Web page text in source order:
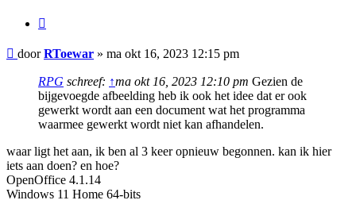
Bericht
doorRToewar » ma okt 16, 2023 12:15 pm
RPG schreef: ↑ma okt 16, 2023 12:10 pm Gezien de
bijgevoegde afbeelding heb ik ook het idee dat er ook
gewerkt wordt aan een document wat het programma
waarmee gewerkt wordt niet kan afhandelen.
waar ligt het aan, ik ben al 3 keer opnieuw begonnen. kan ik hier
iets aan doen? en hoe?
OpenOffice 4.1.14
Windows 11 Home 64-bits